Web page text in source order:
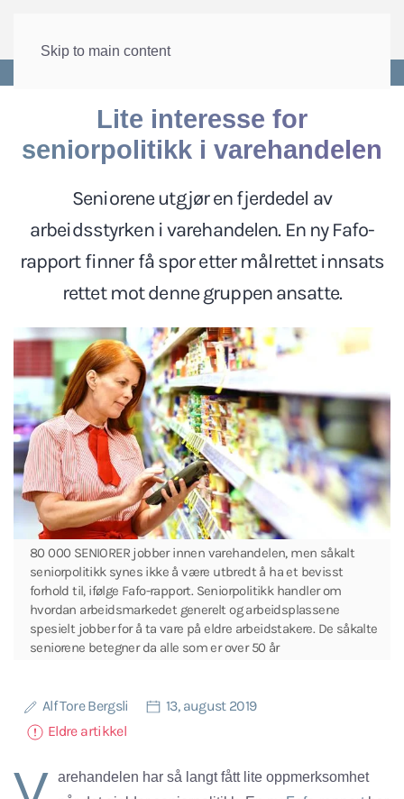
Skip to main content
Lite interesse for
seniorpolitikk i varehandelen
Seniorene utgjør en fjerdedel av
arbeidsstyrken i varehandelen. En ny Fafo-
rapport finner få spor etter målrettet innsats
rettet mot denne gruppen ansatte.
80 000 SENIORER jobber innen varehandelen, men såkalt
seniorpolitikk synes ikke å være utbredt å ha et bevisst
forhold til, ifølge Fafo-rapport. Seniorpolitikk handler om
hvordan arbeidsmarkedet generelt og arbeidsplassene
spesielt jobber for å ta vare på eldre arbeidstakere. De såkalte
seniorene betegner da alle som er over 50 år
Alf Tore Bergsli
13, august 2019
Eldre artikkel
arehandelen har så langt fått lite oppmerksomhet